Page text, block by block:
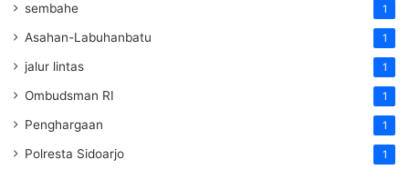
sembahe 1
Asahan-Labuhanbatu 1
jalur lintas 1
Ombudsman RI 1
Penghargaan 1
Polresta Sidoarjo 1